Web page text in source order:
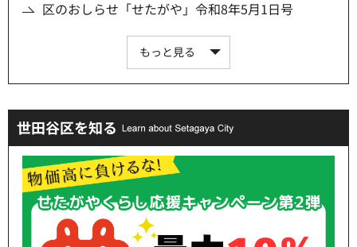
区のおしらせ「せたがや」令和8年5月1日号
もっと見る
世田谷区を知る